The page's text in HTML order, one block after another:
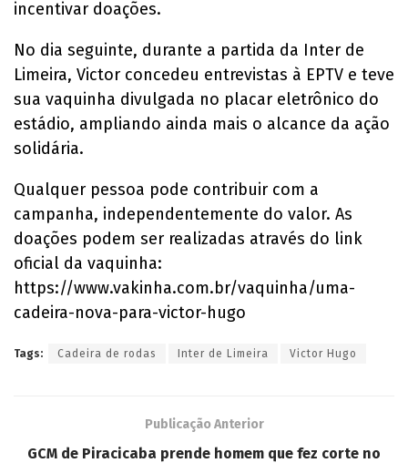
incentivar doações.
No dia seguinte, durante a partida da Inter de
Limeira, Victor concedeu entrevistas à EPTV e teve
sua vaquinha divulgada no placar eletrônico do
estádio, ampliando ainda mais o alcance da ação
solidária.
Qualquer pessoa pode contribuir com a
campanha, independentemente do valor. As
doações podem ser realizadas através do link
oficial da vaquinha:
https://www.vakinha.com.br/vaquinha/uma-
cadeira-nova-para-victor-hugo
Tags: Cadeira de rodas Inter de Limeira Victor Hugo
Publicação Anterior
GCM de Piracicaba prende homem que fez corte no